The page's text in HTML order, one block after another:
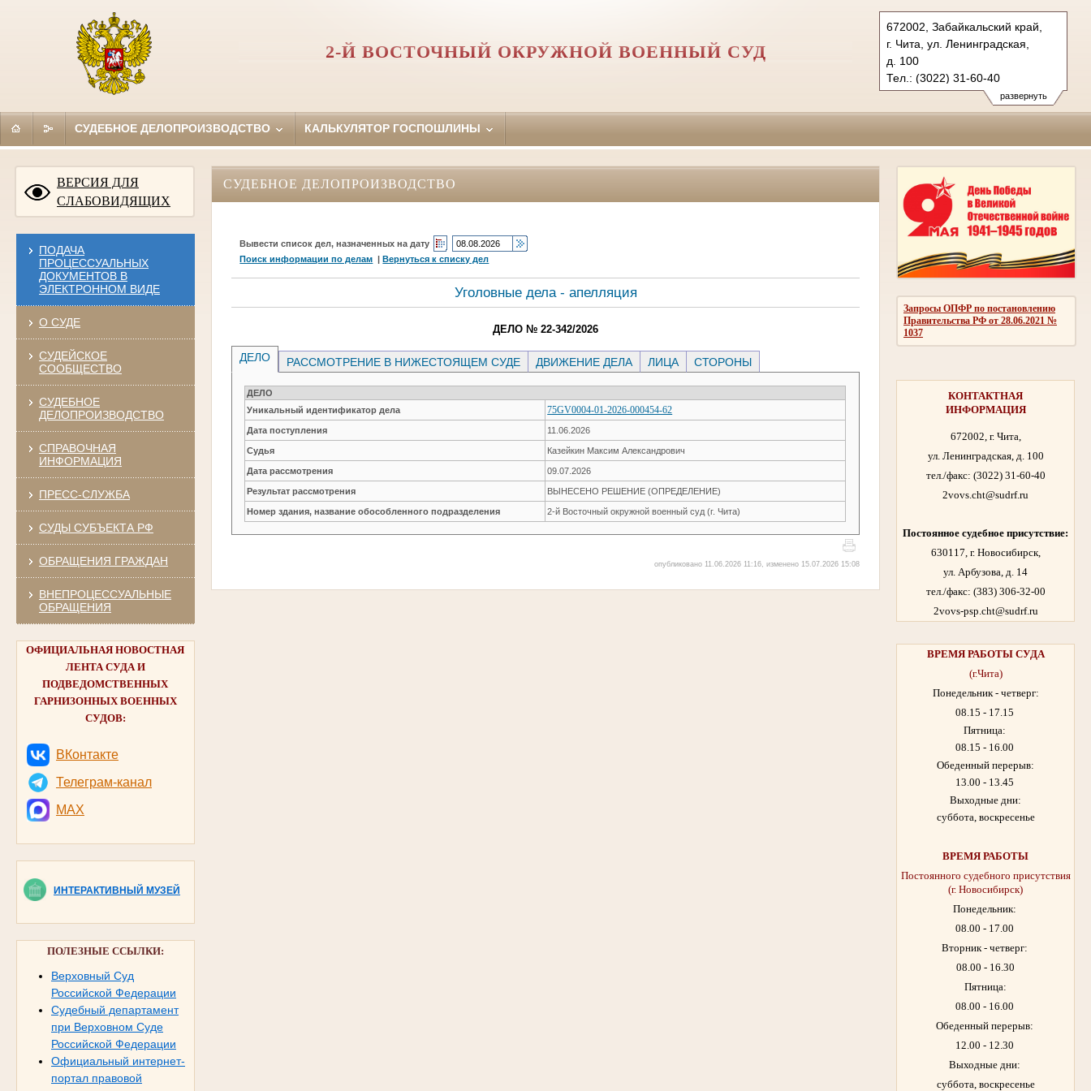
развернуть
672002, Забайкальский край,
г. Чита, ул. Ленинградская,
д. 100
Тел.: (3022) 31-60-40
2vovs.cht@sudrf.ru
vsovs@mail.ru
2-Й ВОСТОЧНЫЙ ОКРУЖНОЙ ВОЕННЫЙ СУД
СУДЕБНОЕ ДЕЛОПРОИЗВОДСТВО КАЛЬКУЛЯТОР ГОСПОШЛИНЫ
ВЕРСИЯ ДЛЯ
СЛАБОВИДЯЩИХ
ПОДАЧА
ПРОЦЕССУАЛЬНЫХ
ДОКУМЕНТОВ В
ЭЛЕКТРОННОМ ВИДЕ
О СУДЕ
СУДЕЙСКОЕ
СООБЩЕСТВО
СУДЕБНОЕ
ДЕЛОПРОИЗВОДСТВО
СПРАВОЧНАЯ
ИНФОРМАЦИЯ
ПРЕСС-СЛУЖБА
СУДЫ СУБЪЕКТА РФ
ОБРАЩЕНИЯ ГРАЖДАН
ВНЕПРОЦЕССУАЛЬНЫЕ
ОБРАЩЕНИЯ
ОФИЦИАЛЬНАЯ НОВОСТНАЯ
ЛЕНТА СУДА И
ПОДВЕДОМСТВЕННЫХ
ГАРНИЗОННЫХ ВОЕННЫХ
СУДОВ:
ВКонтакте
Телеграм-канал
MAX
ИНТЕРАКТИВНЫЙ МУЗЕЙ
ПОЛЕЗНЫЕ ССЫЛКИ:
Верховный Суд
Российской Федерации
Судебный департамент
при Верховном Суде
Российской Федерации
Официальный интернет-
портал правовой
Запросы ОПФР по постановлению
Правительства РФ от 28.06.2021 №
1037
КОНТАКТНАЯ
ИНФОРМАЦИЯ
672002, г. Чита,
ул. Ленинградская, д. 100
тел./факс: (3022) 31-60-40
2vovs.cht@sudrf.ru
Постоянное судебное присутствие:
630117, г. Новосибирск,
ул. Арбузова, д. 14
тел./факс: (383) 306-32-00
2vovs-psp.cht@sudrf.ru
ВРЕМЯ РАБОТЫСУДА
(г.Чита)
Понедельник - четверг:
08.15 - 17.15
Пятница:
08.15 - 16.00
Обеденный перерыв:
13.00 - 13.45
Выходные дни:
суббота, воскресенье
ВРЕМЯ РАБОТЫ
Постоянного судебного присутствия
(г. Новосибирск)
Понедельник:
08.00 - 17.00
Вторник - четверг:
08.00 - 16.30
Пятница:
08.00 - 16.00
Обеденный перерыв:
12.00 - 12.30
Выходные дни:
суббота, воскресенье
СУДЕБНОЕ ДЕЛОПРОИЗВОДСТВО
Вывести список дел, назначенных на дату
Поиск информации по делам |Вернуться к списку дел
Уголовные дела - апелляция
ДЕЛО № 22-342/2026
ДЕЛО РАССМОТРЕНИЕ В НИЖЕСТОЯЩЕМ СУДЕ ДВИЖЕНИЕ ДЕЛА ЛИЦА СТОРОНЫ
ДЕЛО
Уникальный идентификатор дела
75GV0004-01-2026-000454-62
Дата поступления 11.06.2026
Судья Казейкин Максим Александрович
Дата рассмотрения 09.07.2026
Результат рассмотрения ВЫНЕСЕНО РЕШЕНИЕ (ОПРЕДЕЛЕНИЕ)
Номер здания, название обособленного подразделения 2-й Восточный окружной военный суд (г. Чита)
опубликовано 11.06.2026 11:16, изменено 15.07.2026 15:08